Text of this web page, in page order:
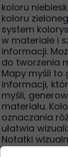
koloru
koloru
system
w materiale i
informacji.
do tworzenia
Mapy myśli to
informacji,
myśli,
materiału.
oznaczania
ułatwia
Notatki
kolorów,